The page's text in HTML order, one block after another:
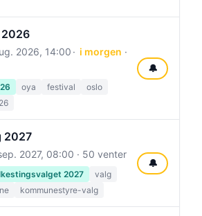
2026, 14:00 i morgen ·
oya festival
oslo
🔔
2027
2027, 08:00 · 50 venter
2027
valg
kommunestyre-valg
🔔